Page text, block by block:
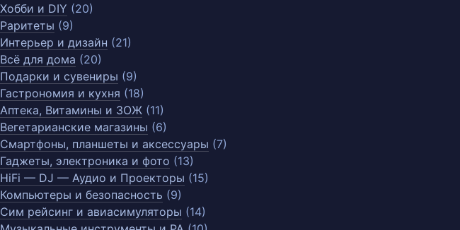
Хобби и DIY (20)
Раритеты (9)
Интерьер и дизайн (21)
Всё для дома (20)
Подарки и сувениры (9)
Гастрономия и кухня (18)
Аптека, Витамины и ЗОЖ (11)
Вегетарианские магазины (6)
Смартфоны, планшеты и аксессуары (7)
Гаджеты, электроника и фото (13)
HiFi — DJ — Аудио и Проекторы (15)
Компьютеры и безопасность (9)
Сим рейсинг и авиасимуляторы (14)